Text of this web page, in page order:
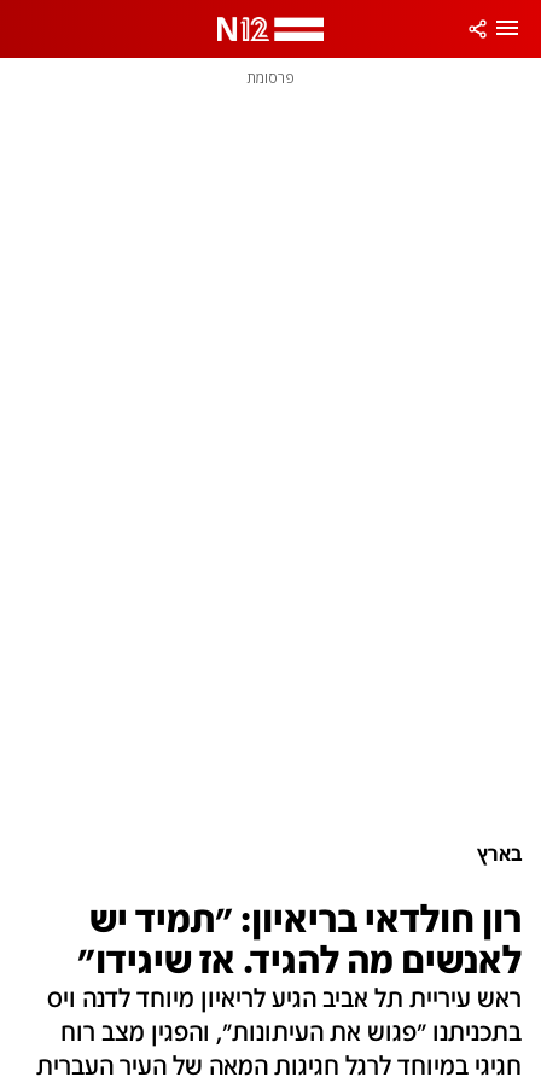
פרסומת
בארץ
רון חולדאי בריאיון: "תמיד יש
לאנשים מה להגיד. אז שיגידו"
ראש עיריית תל אביב הגיע לריאיון מיוחד לדנה ויס
בתכניתנו "פגוש את העיתונות", והפגין מצב רוח
חגיגי במיוחד לרגל חגיגות המאה של העיר העברית